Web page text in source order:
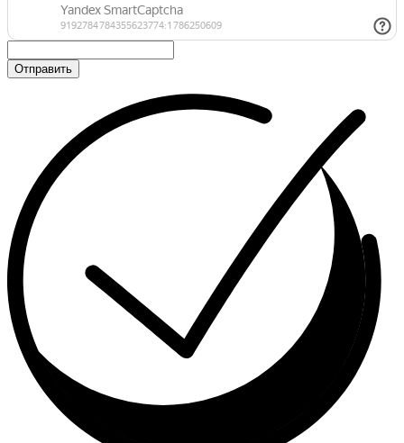
Отправить